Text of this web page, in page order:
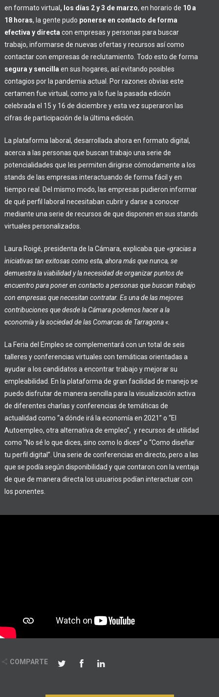
en formato virtual , los días 2 y 3 de marzo, en horario de 10 a
18 horas, la gente pudo ponerse en contacto de forma
efectiva y directa con empresas y personas para buscar
trabajo, informarse de nuevas ofertas y recursos así como
contactar con empresas de reclutamiento. Todo esto de forma
segura y sencilla en sus hogares, así evitando posibles
contagios por la pandemia actual. Por razones obvias este
certamen fue virtual, como ya lo fue la pasada edición
celebrada el 15 y 16 de diciembre y esta vez superaron las
cifras de participación de la última edición.
La plataforma laboral, desarrollada ahora en formato digital,
acerca a las personas que buscan trabajo una serie de
potencialidades que les permiten dirigirse cómodamente a los
stands de las empresas interactuando de forma fácil y en
tiempo real. Del mismo modo, las empresas pudieron informar
de qué perfil laboral necesitaban cubrir y darse a conocer
mediante una serie de recursos de que disponen en sus stands
virtuales personalizados.
Laura Roigé, presidenta de la Cámara, explicaba que «gracias a
iniciativas tan exitosas como esta, ahora más que nunca, se
demuestra la viabilidad y la necesidad de organizar puntos de
encuentro para poner en contacto a personas que buscan trabajo
con empresas que necesitan contratar. Es una de las mejores
contribuciones que desde la Cámara podemos hacer a la
economía y la sociedad de las Comarcas de Tarragona «.
La Feria del Empleo se complementará con un total de seis
talleres y conferencias virtuales con temáticas orientadas a
ayudar a los candidatos a encontrar trabajo y mejorar su
empleabilidad. En la plataforma de gran facilidad de manejo se
puedo disfrutar de manera sencilla para la visualización activa
de diferentes charlas y conferencias de temáticas de
actualidad como “a dónde irá la economía en 2021” o “El
Autoempleo, otra alternativa de empleo”, y recursos de utilidad
como “No sé lo que dices, sino como lo dices” o “Como diseñar
tu perfil digital”. Una serie de conferencias en directo, pero a las
que se podía según disponibilidad y que contaron con la ventaja
de que de manera directa los usuarios podían interactuar con
los ponentes.
COMPARTE